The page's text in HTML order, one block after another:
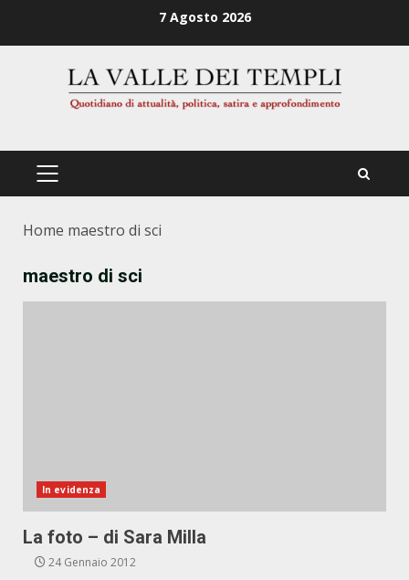
7 Agosto 2026
PRIMÄRES
Home maestro di sci
maestro di sci
In evidenza
La foto – di Sara Milla
24 Gennaio 2012